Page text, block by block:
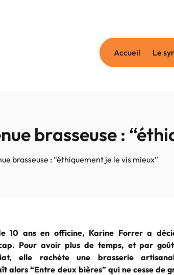
Accueil Le
brasseuse :
brasseuse : “éthiquement je le vis mieux”
10 ans en officine, Karine Forrer a
Pour avoir plus de temps, et par
elle rachète une brasserie
alors “Entre deux bières” qui ne cesse de